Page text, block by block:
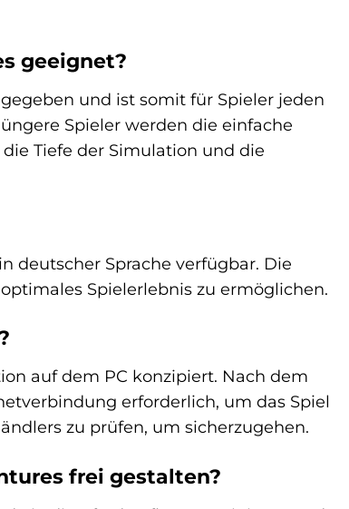
geeignet?
und ist somit für Spieler jeden
Spieler werden die einfache
Tiefe der Simulation und die
deutscher Sprache verfügbar. Die
Spielerlebnis zu ermöglichen.
auf dem PC konzipiert. Nach dem
erforderlich, um das Spiel
zu prüfen, um sicherzugehen.
frei gestalten?